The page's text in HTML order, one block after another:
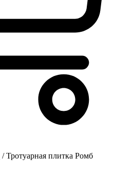
/Тротуарная плитка Ромб